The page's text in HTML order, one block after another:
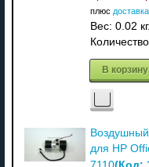
плюс доставка
Вес: 0.02 кг.
В корзину
для HP
(Код: